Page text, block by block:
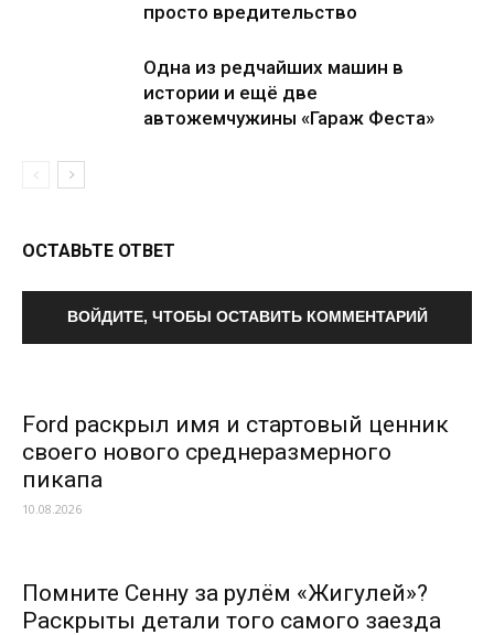
просто вредительство
Одна из редчайших машин в
истории и ещё две
автожемчужины «Гараж Феста»
ОСТАВЬТЕ ОТВЕТ
ВОЙДИТЕ, ЧТОБЫ ОСТАВИТЬ КОММЕНТАРИЙ
Ford раскрыл имя и стартовый ценник
своего нового среднеразмерного
пикапа
10.08.2026
Помните Сенну за рулём «Жигулей»?
Раскрыты детали того самого заезда